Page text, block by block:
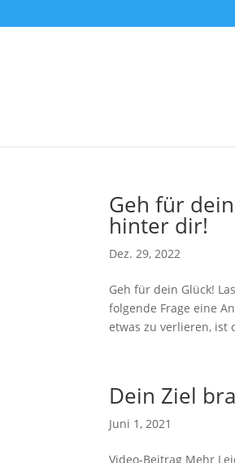
Geh für
hinter dir!
Dez. 29, 2022
Geh für dein Glück!
folgende Frage eine
etwas zu verlieren, ist
Dein Ziel
Juni 1, 2021
Video-Beitrag Mehr